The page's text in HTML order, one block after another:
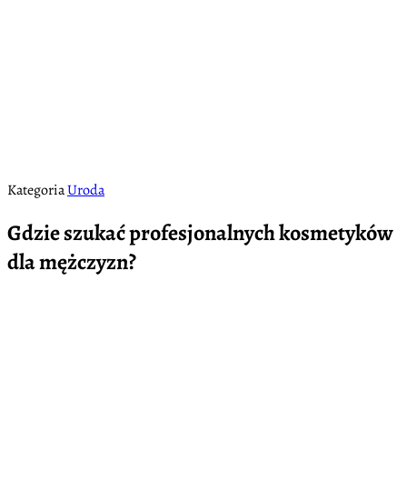
KategoriaUroda
Gdzie szukać profesjonalnych kosmetyków
dla mężczyzn?